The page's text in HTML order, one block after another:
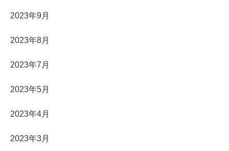
2023年9月
2023年8月
2023年7月
2023年5月
2023年4月
2023年3月